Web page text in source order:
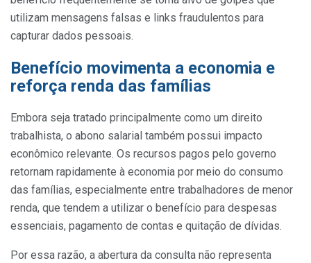
utilizam mensagens falsas e links fraudulentos para
capturar dados pessoais.
Benefício movimenta a economia e
reforça renda das famílias
Embora seja tratado principalmente como um direito
trabalhista, o abono salarial também possui impacto
econômico relevante. Os recursos pagos pelo governo
retornam rapidamente à economia por meio do consumo
das famílias, especialmente entre trabalhadores de menor
renda, que tendem a utilizar o benefício para despesas
essenciais, pagamento de contas e quitação de dívidas.
Por essa razão, a abertura da consulta não representa